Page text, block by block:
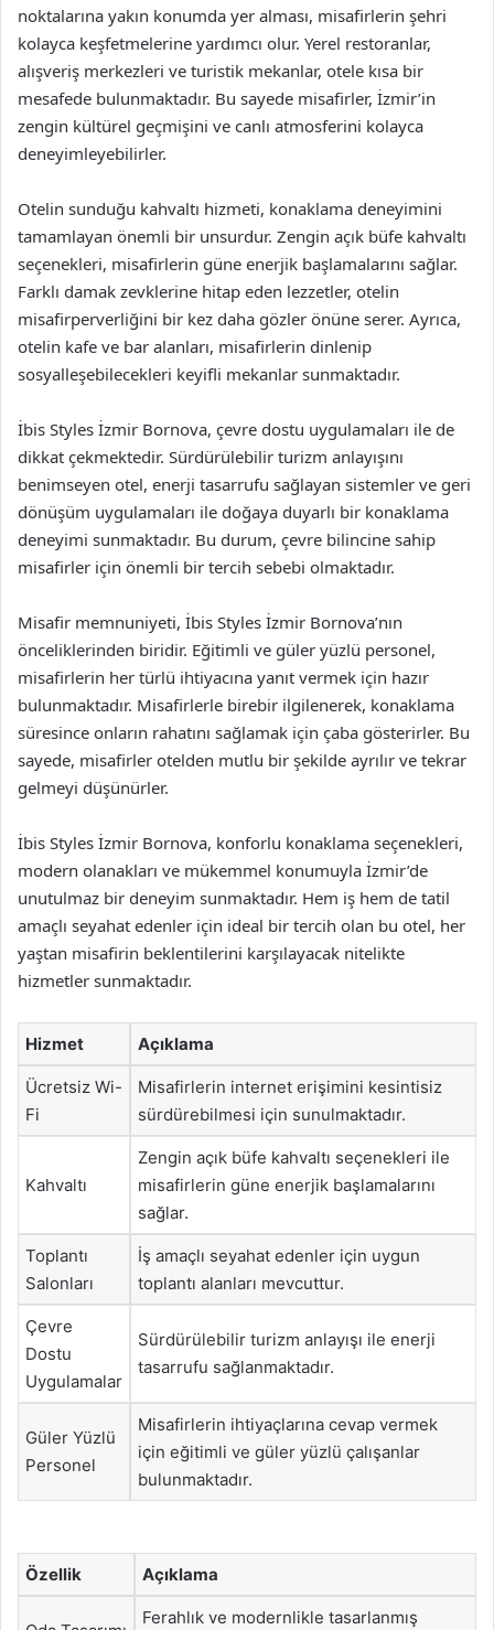
noktalarına yakın konumda yer alması, misafirlerin şehri
kolayca keşfetmelerine yardımcı olur. Yerel restoranlar,
alışveriş merkezleri ve turistik mekanlar, otele kısa bir
mesafede bulunmaktadır. Bu sayede misafirler, İzmir’in
zengin kültürel geçmişini ve canlı atmosferini kolayca
deneyimleyebilirler.
Otelin sunduğu kahvaltı hizmeti, konaklama deneyimini
tamamlayan önemli bir unsurdur. Zengin açık büfe kahvaltı
seçenekleri, misafirlerin güne enerjik başlamalarını sağlar.
Farklı damak zevklerine hitap eden lezzetler, otelin
misafirperverliğini bir kez daha gözler önüne serer. Ayrıca,
otelin kafe ve bar alanları, misafirlerin dinlenip
sosyalleşebilecekleri keyifli mekanlar sunmaktadır.
İbis Styles İzmir Bornova, çevre dostu uygulamaları ile de
dikkat çekmektedir. Sürdürülebilir turizm anlayışını
benimseyen otel, enerji tasarrufu sağlayan sistemler ve geri
dönüşüm uygulamaları ile doğaya duyarlı bir konaklama
deneyimi sunmaktadır. Bu durum, çevre bilincine sahip
misafirler için önemli bir tercih sebebi olmaktadır.
Misafir memnuniyeti, İbis Styles İzmir Bornova’nın
önceliklerinden biridir. Eğitimli ve güler yüzlü personel,
misafirlerin her türlü ihtiyacına yanıt vermek için hazır
bulunmaktadır. Misafirlerle birebir ilgilenerek, konaklama
süresince onların rahatını sağlamak için çaba gösterirler. Bu
sayede, misafirler otelden mutlu bir şekilde ayrılır ve tekrar
gelmeyi düşünürler.
İbis Styles İzmir Bornova, konforlu konaklama seçenekleri,
modern olanakları ve mükemmel konumuyla İzmir’de
unutulmaz bir deneyim sunmaktadır. Hem iş hem de tatil
amaçlı seyahat edenler için ideal bir tercih olan bu otel, her
yaştan misafirin beklentilerini karşılayacak nitelikte
hizmetler sunmaktadır.
Hizmet Açıklama
Ücretsiz Wi-
Fi
Misafirlerin internet erişimini kesintisiz
sürdürebilmesi için sunulmaktadır.
Kahvaltı
Zengin açık büfe kahvaltı seçenekleri ile
misafirlerin güne enerjik başlamalarını
sağlar.
Toplantı
Salonları
İş amaçlı seyahat edenler için uygun
toplantı alanları mevcuttur.
Çevre
Dostu
Uygulamalar
Sürdürülebilir turizm anlayışı ile enerji
tasarrufu sağlanmaktadır.
Güler Yüzlü
Personel
Misafirlerin ihtiyaçlarına cevap vermek
için eğitimli ve güler yüzlü çalışanlar
bulunmaktadır.
Özellik Açıklama
Ferahlık ve modernlikle tasarlanmış